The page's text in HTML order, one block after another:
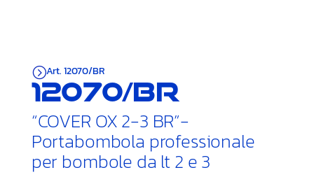
=Art. 12070/BR
12070/BR
“COVER OX 2-3 BR”-
Portabombola professionale
per bombole da lt 2 e 3